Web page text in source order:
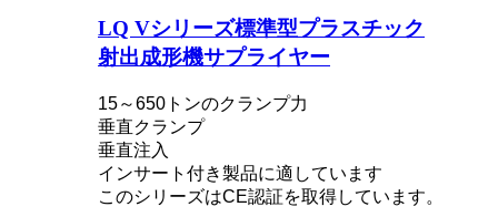
LQ Vシリーズ標準型プラスチック
射出成形機サプライヤー
15～650トンのクランプ力
垂直クランプ
垂直注入
インサート付き製品に適しています
このシリーズはCE認証を取得しています。